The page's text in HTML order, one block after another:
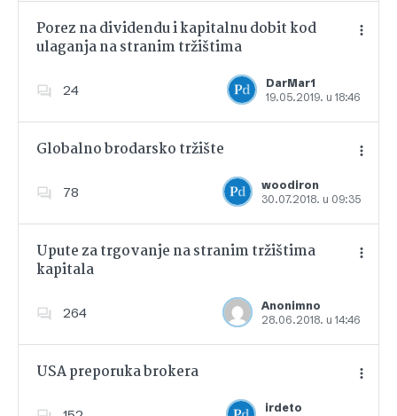
Porez na dividendu i kapitalnu dobit kod
ulaganja na stranim tržištima
24
DarMar1
19.05.2019. u 18:46
Dodajte u favorite
Globalno brodarsko tržište
78
woodiron
30.07.2018. u 09:35
Dodajte u favorite
Upute za trgovanje na stranim tržištima
kapitala
264
Anonimno
28.06.2018. u 14:46
Dodajte u favorite
USA preporuka brokera
irdeto